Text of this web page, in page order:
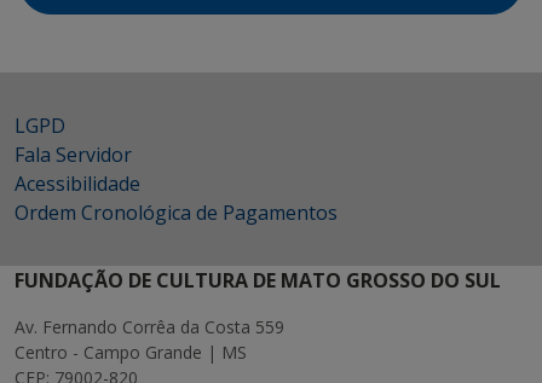
LGPD
Fala Servidor
Acessibilidade
Ordem Cronológica de Pagamentos
FUNDAÇÃO DE CULTURA DE MATO GROSSO DO SUL
Av. Fernando Corrêa da Costa 559
Centro - Campo Grande | MS
CEP: 79002-820